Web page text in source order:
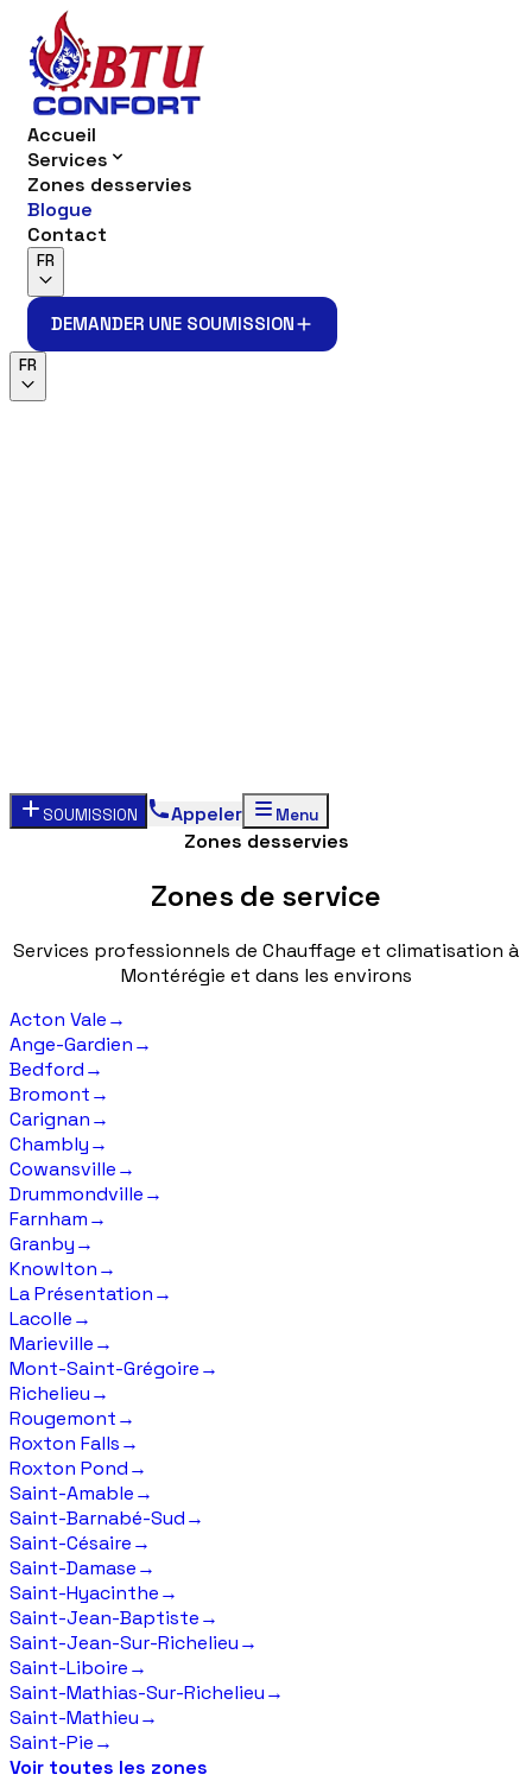
Accueil
Services
Zones desservies
Blogue
Contact
FR
DEMANDER UNE SOUMISSION
FR
SOUMISSION Appeler Menu
Zones desservies
Zones de service
Services professionnels de Chauffage et climatisation à
Montérégie et dans les environs
Acton Vale→
Ange-Gardien→
Bedford→
Bromont→
Carignan→
Chambly→
Cowansville→
Drummondville→
Farnham→
Granby→
Knowlton→
La Présentation→
Lacolle→
Marieville→
Mont-Saint-Grégoire→
Richelieu→
Rougemont→
Roxton Falls→
Roxton Pond→
Saint-Amable→
Saint-Barnabé-Sud→
Saint-Césaire→
Saint-Damase→
Saint-Hyacinthe→
Saint-Jean-Baptiste→
Saint-Jean-Sur-Richelieu→
Saint-Liboire→
Saint-Mathias-Sur-Richelieu→
Saint-Mathieu→
Saint-Pie→
Voir toutes les zones